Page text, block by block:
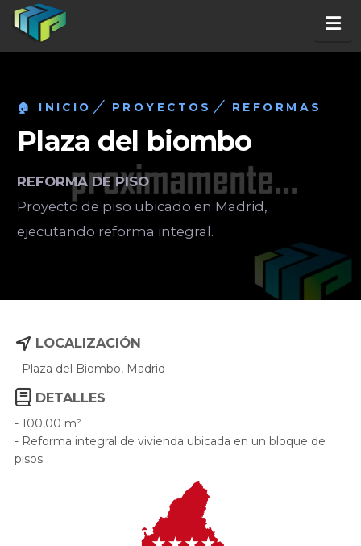
🏠 INICIO PROYECTOS REFORMAS
Plaza del biombo
REFORMA DE PISO
Proyecto de piso ubicado en Madrid,
ejecutando reforma integral.
LOCALIZACIÓN
- Plaza del Biombo, Madrid
DETALLES
- 100,00 m²
- Reforma integral de vivienda ubicada en un bloque de
pisos